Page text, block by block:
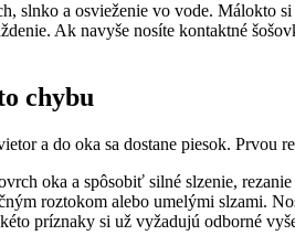
slnko a osvieženie vo vode. Málokto
Ak navyše nosíte kontaktné
chybu
a do oka sa dostane piesok.
oka a spôsobiť silné slzenie,
roztokom alebo umelými slzami.
príznaky si už vyžadujú odborné